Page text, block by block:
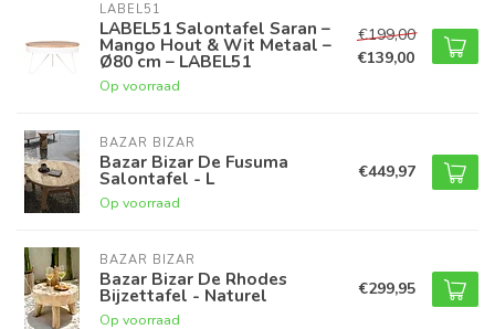
LABEL51
LABEL51 Salontafel Saran –
Mango Hout & Wit Metaal –
Ø80 cm – LABEL51
Op voorraad
€199,00
€139,00
BAZAR BIZAR
Bazar Bizar De Fusuma
Salontafel - L
Op voorraad
€449,97
BAZAR BIZAR
Bazar Bizar De Rhodes
Bijzettafel - Naturel
Op voorraad
€299,95